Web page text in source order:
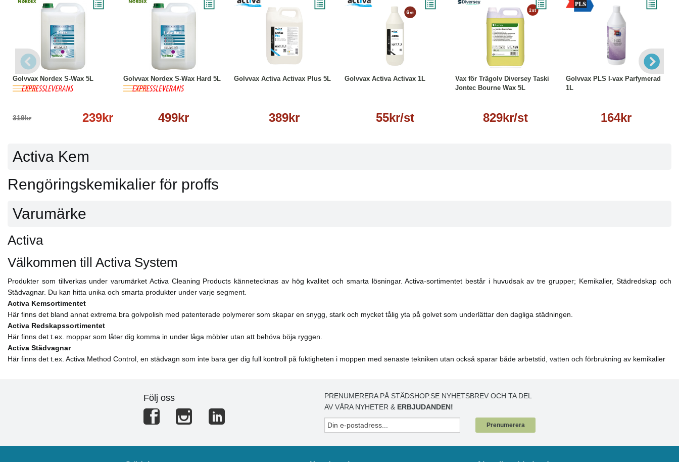
Golvvax Nordex S-Wax 5L
319kr 239kr
-25% Köp
Golvvax Nordex S-Wax Hard 5L
499kr
Golvvax Activa Activax Plus 5L
389kr
Köp
Golvvax Activa Activax 1L
55kr/st
Läs mer
Vax för Trägolv Diversey Taski
Jontec Bourne Wax 5L
829kr/st
Läs mer
Golvvax PLS I-vax Parfymerad
1L
164kr
Läs mer
Activa Kem
Rengöringskemikalier för proffs
Varumärke
Activa
Välkommen till Activa System
Produkter som tillverkas under varumärket Activa Cleaning Products kännetecknas av hög kvalitet och smarta lösningar. Activa-sortimentet består i huvudsak av tre grupper; Kemikalier, Städredskap och
Städvagnar. Du kan hitta unika och smarta produkter under varje segment.
Activa Kemsortimentet
Här finns det bland annat extrema bra golvpolish med patenterade polymerer som skapar en snygg, stark och mycket tålig yta på golvet som underlättar den dagliga städningen.
Activa Redskapssortimentet
Här finns det t.ex. moppar som låter dig komma in under låga möbler utan att behöva böja ryggen.
Activa Städvagnar
Här finns det t.ex. Activa Method Control, en städvagn som inte bara ger dig full kontroll på fuktigheten i moppen med senaste tekniken utan också sparar både arbetstid, vatten och förbrukning av kemikalier
Följ oss
PRENUMERERA PÅ STÄDSHOP.SE NYHETSBREV OCH TA DEL
AV VÅRA NYHETER & ERBJUDANDEN!
Prenumerera